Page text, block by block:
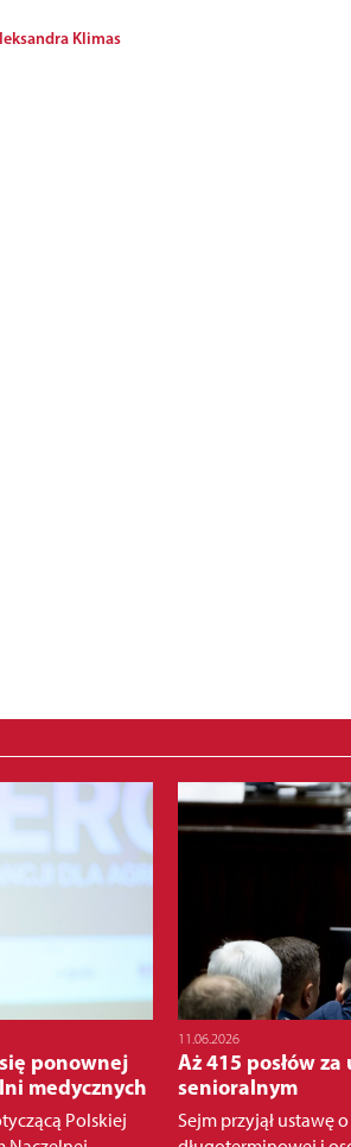
Klimas
ponownej
medycznych
Polskiej
11.06.2026
Aż 415 posłów
senioralnym
Sejm przyjął ustawę